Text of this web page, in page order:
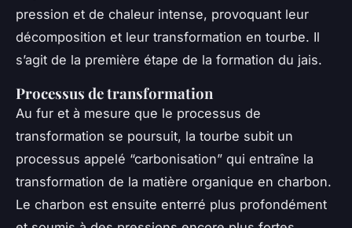
pression et de chaleur intense, provoquant leur
décomposition et leur transformation en tourbe. Il
s’agit de la première étape de la formation du jais.
Processus de transformation
Au fur et à mesure que le processus de
transformation se poursuit, la tourbe subit un
processus appelé “carbonisation” qui entraîne la
transformation de la matière organique en charbon.
Le charbon est ensuite enterré plus profondément